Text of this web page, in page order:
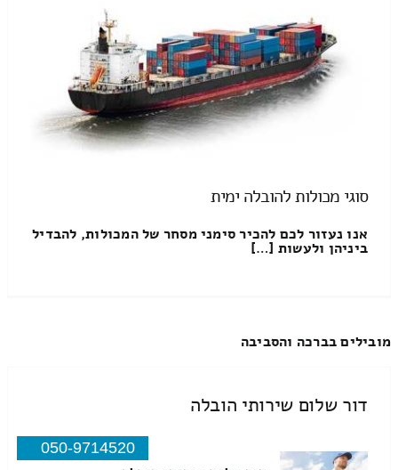
סוגי מכולות להובלה ימית
אנו נעזור לכם להכיר סימני מסחר של המכולות, להבדיל
ביניהן ולעשות […]
מובילים בברכה והסביבה
דור שלום שירותי הובלה
050-9714520